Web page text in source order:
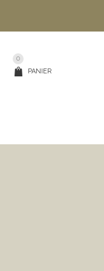
0
PANIER